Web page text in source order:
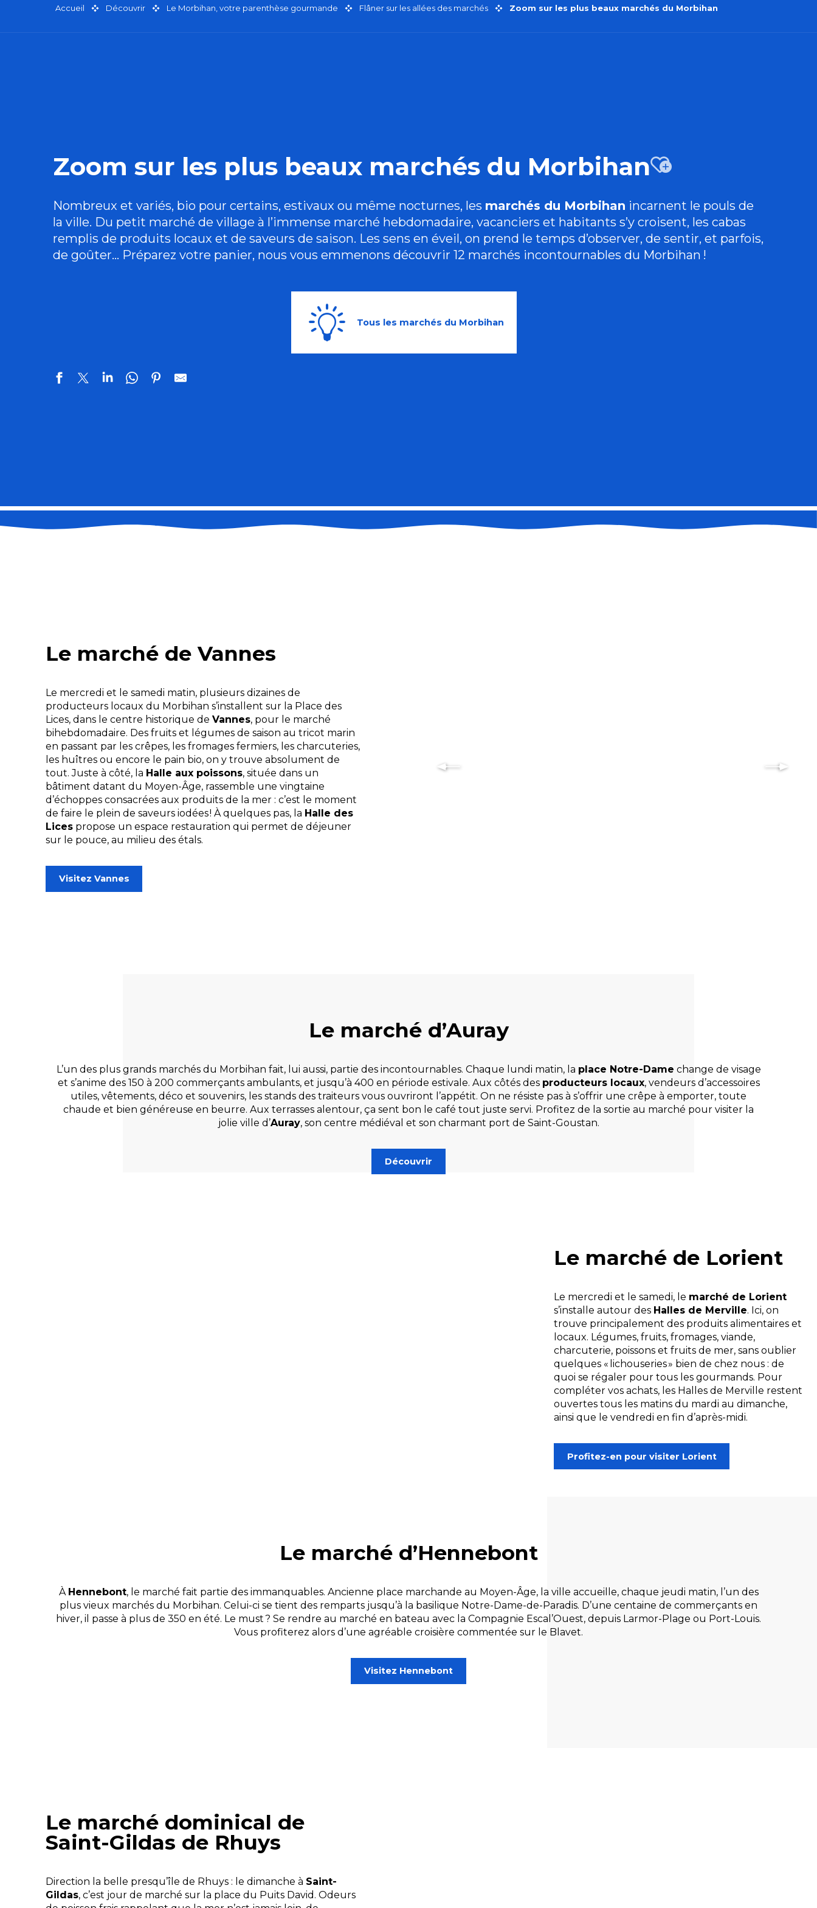
Accueil Découvrir Le Morbihan, votre parenthèse gourmande Flâner sur les allées des marchés Zoom sur les plus beaux marchés du Morbihan
Zoom sur les plus beaux marchés du MorbihanAjouter
Nombreux et variés, bio pour certains, estivaux ou même nocturnes, les marchés du Morbihan incarnent le pouls de
la ville. Du petit marché de village à l’immense marché hebdomadaire, vacanciers et habitants s’y croisent, les cabas
remplis de produits locaux et de saveurs de saison. Les sens en éveil, on prend le temps d’observer, de sentir, et parfois,
de goûter… Préparez votre panier, nous vous emmenons découvrir 12 marchés incontournables du Morbihan !
Tous les marchés du Morbihan
Le marché de Vannes
Le mercredi et le samedi matin, plusieurs dizaines de
producteurs locaux du Morbihan s’installent sur la Place des
Lices, dans le centre historique de Vannes, pour le marché
bihebdomadaire. Des fruits et légumes de saison au tricot marin
en passant par les crêpes, les fromages fermiers, les charcuteries,
les huîtres ou encore le pain bio, on y trouve absolument de
tout. Juste à côté, la Halle aux poissons, située dans un
bâtiment datant du Moyen-Âge, rassemble une vingtaine
d’échoppes consacrées aux produits de la mer : c’est le moment
de faire le plein de saveurs iodées ! À quelques pas, la Halle des
Lices propose un espace restauration qui permet de déjeuner
sur le pouce, au milieu des étals.
Visitez Vannes
Le marché d’Auray
L’un des plus grands marchés du Morbihan fait, lui aussi, partie des incontournables. Chaque lundi matin, la place Notre-Dame change de visage
et s’anime des 150 à 200 commerçants ambulants, et jusqu’à 400 en période estivale. Aux côtés des producteurs locaux, vendeurs d’accessoires
utiles, vêtements, déco et souvenirs, les stands des traiteurs vous ouvriront l’appétit. On ne résiste pas à s’offrir une crêpe à emporter, toute
chaude et bien généreuse en beurre. Aux terrasses alentour, ça sent bon le café tout juste servi. Profitez de la sortie au marché pour visiter la
jolie ville d’Auray, son centre médiéval et son charmant port de Saint-Goustan.
Découvrir
Le marché de Lorient
Le mercredi et le samedi, le marché de Lorient
s’installe autour des Halles de Merville. Ici, on
trouve principalement des produits alimentaires et
locaux. Légumes, fruits, fromages, viande,
charcuterie, poissons et fruits de mer, sans oublier
quelques « lichouseries » bien de chez nous : de
quoi se régaler pour tous les gourmands. Pour
compléter vos achats, les Halles de Merville restent
ouvertes tous les matins du mardi au dimanche,
ainsi que le vendredi en fin d’après-midi.
Profitez-en pour visiter Lorient
Le marché d’Hennebont
À Hennebont, le marché fait partie des immanquables. Ancienne place marchande au Moyen-Âge, la ville accueille, chaque jeudi matin, l’un des
plus vieux marchés du Morbihan. Celui-ci se tient des remparts jusqu’à la basilique Notre-Dame-de-Paradis. D’une centaine de commerçants en
hiver, il passe à plus de 350 en été. Le must ? Se rendre au marché en bateau avec la Compagnie Escal’Ouest, depuis Larmor-Plage ou Port-Louis.
Vous profiterez alors d’une agréable croisière commentée sur le Blavet.
Visitez Hennebont
Le marché dominical de
Saint-Gildas de Rhuys
Direction la belle presqu’île de Rhuys : l e dimanche à Saint-
Gildas, c’est jour de marché sur la place du Puits David. Odeurs